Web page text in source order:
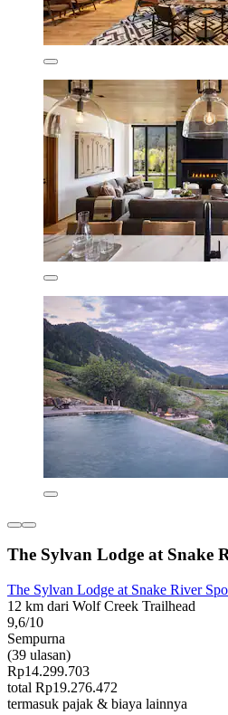
The Sylvan Lodge at Snake
The Sylvan Lodge at Snake River
12 km dari Wolf Creek Trailhead
9,6/10
Sempurna
(39 ulasan)
Rp14.299.703
total Rp19.276.472
termasuk pajak & biaya lainnya